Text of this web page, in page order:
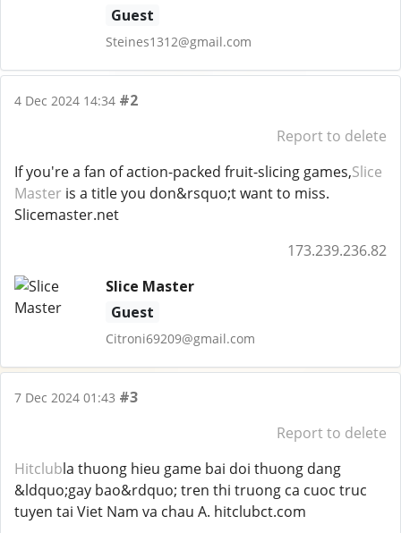
Guest
Steines1312@gmail.com
4 Dec 2024 14:34 #2
Report to delete
If you're a fan of action-packed fruit-slicing games,Slice
Master is a title you don&rsquo;t want to miss.
Slicemaster.net
173.239.236.82
Slice Master
Guest
Citroni69209@gmail.com
7 Dec 2024 01:43 #3
Report to delete
Hitclubla thuong hieu game bai doi thuong dang
&ldquo;gay bao&rdquo; tren thi truong ca cuoc truc
tuyen tai Viet Nam va chau A. hitclubct.com